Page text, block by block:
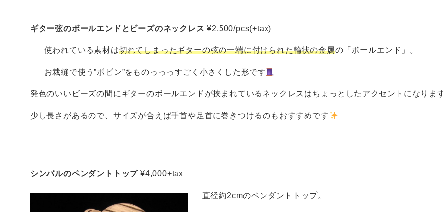
ギター弦のボールエンドとビーズのネックレス¥2,500/pcs(+tax)
使われている素材は切れてしまったギターの弦の一端に付けられた輪状の金属の「ボールエンド」。
お裁縫で使う”ボビン”をものっっっすごく小さくした形です
発色のいいビーズの間にギターのボールエンドが挟まれているネックレスはちょっとしたアクセントになりま
少し長さがあるので、サイズが合えば手首や足首に巻きつけるのもおすすめです
シンバルのペンダントトップ ¥4,000+tax
直径約2cmのペンダントトップ。